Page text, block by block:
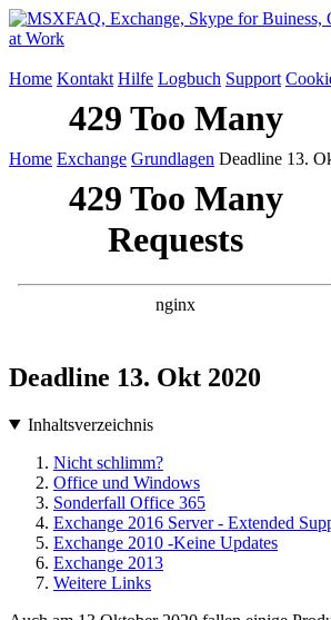
Home Kontakt Hilfe Logbuch Support
Home Exchange Grundlagen Deadline 13.
Deadline 13. Okt 2020
Inhaltsverzeichnis
Nicht schlimm?
Office und Windows
Sonderfall Office 365
Exchange 2016 Server - Extended
Exchange 2010 -Keine Updates
Exchange 2013
Weitere Links